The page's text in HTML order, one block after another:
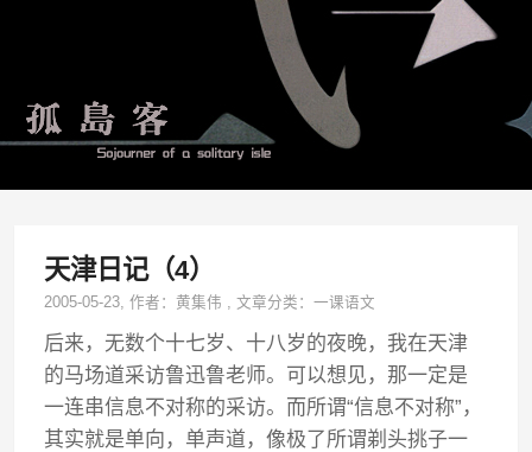
天津日记（4）
2005-05-23, 作者：黄集伟 ,文章分类：一课语文
后来，无数个十七岁、十八岁的夜晚，我在天津
的马场道采访鲁迅鲁老师。可以想见，那一定是
一连串信息不对称的采访。而所谓“信息不对称”，
其实就是单向，单声道，像极了所谓剃头挑子一